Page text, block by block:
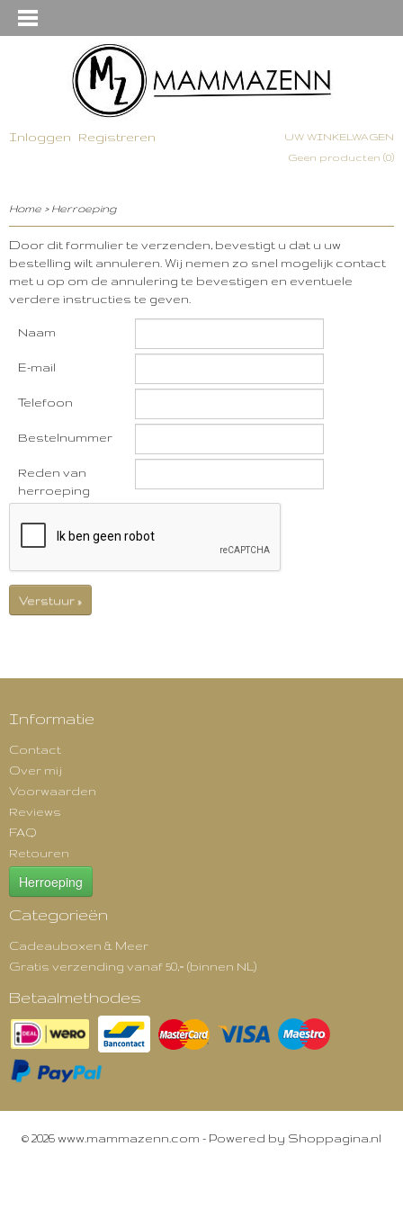
Inloggen Registreren
UW WINKELWAGEN
Geen producten (0)
Home > Herroeping
Door dit formulier te verzenden, bevestigt u dat u uw
bestelling wilt annuleren. Wij nemen zo snel mogelijk contact
met u op om de annulering te bevestigen en eventuele
verdere instructies te geven.
Naam
E-mail
Telefoon
Bestelnummer
Reden van
herroeping
Verstuur »
Informatie
Contact
Over mij
Voorwaarden
Reviews
FAQ
Retouren
Herroeping
Categorieën
Cadeauboxen & Meer
Gratis verzending vanaf 50,= (binnen NL)
Betaalmethodes
© 2026 www.mammazenn.com - Powered by Shoppagina.nl